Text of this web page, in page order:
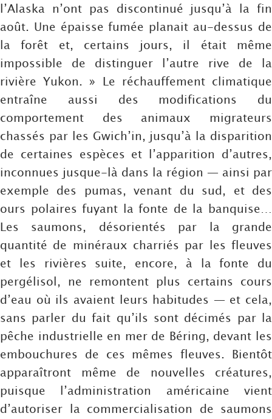
l’Alaska n’ont pas discontinué jusqu’à la fin
août. Une épaisse fumée planait au-dessus de
la forêt et, certains jours, il était même
impossible de distinguer l’autre rive de la
rivière Yukon. » Le réchauffement climatique
entraîne aussi des modifications du
comportement des animaux migrateurs
chassés par les Gwich’in, jusqu’à la disparition
de certaines espèces et l’apparition d’autres,
inconnues jusque-là dans la région — ainsi par
exemple des pumas, venant du sud, et des
ours polaires fuyant la fonte de la banquise…
Les saumons, désorientés par la grande
quantité de minéraux charriés par les fleuves
et les rivières suite, encore, à la fonte du
pergélisol, ne remontent plus certains cours
d’eau où ils avaient leurs habitudes — et cela,
sans parler du fait qu’ils sont décimés par la
pêche industrielle en mer de Béring, devant les
embouchures de ces mêmes fleuves. Bientôt
apparaîtront même de nouvelles créatures,
puisque l’administration américaine vient
d’autoriser la commercialisation de saumons